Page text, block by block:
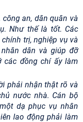
an, dân quân và
Như thế là tốt. Các
trị, nghiệp vụ và
dân và giúp đỡ
các đồng chí ấy làm
phải nhận thật rõ và
nước nhà. Cán bộ
dạ phục vụ nhân
lao động phải làm